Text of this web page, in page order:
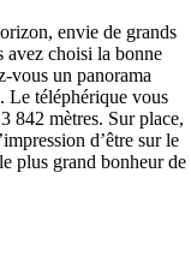
envie de grands
avez choisi la bonne
vous un panorama
Le téléphérique vous
842 mètres. Sur place,
d’être sur le
plus grand bonheur de